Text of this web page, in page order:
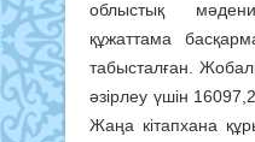
облыстық
құжаттама
табысталған.
әзірлеу үшін
Жаңа кітапхана